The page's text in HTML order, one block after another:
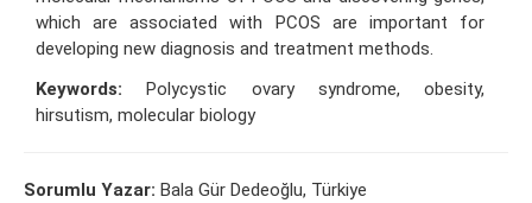
which are associated with PCOS are important for
developing new diagnosis and treatment methods.
Keywords: Polycystic ovary syndrome, obesity,
hirsutism, molecular biology
Sorumlu Yazar: Bala Gür Dedeoğlu, Türkiye